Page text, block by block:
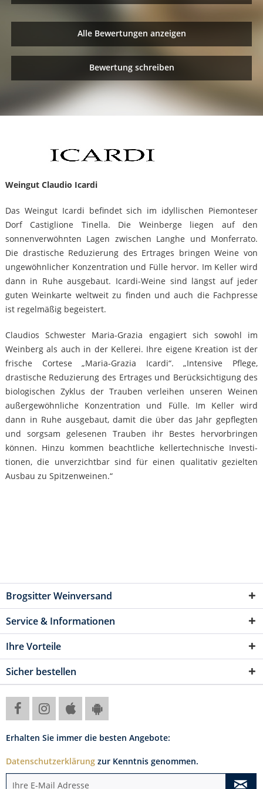
Alle Bewertungen anzeigen
Bewertung schreiben
Weingut Claudio Icardi
Das Weingut Icardi befindet sich im idyllischen Piemonteser
Dorf Castiglione Tinella. Die Weinberge liegen auf den
sonnenverwöhnten Lagen zwischen Langhe und Monferrato.
Die drastische Reduzierung des Ertrages bringen Weine von
ungewöhnlicher Konzentration und Fülle hervor. Im Keller wird
dann in Ruhe ausgebaut. Icardi-Weine sind längst auf jeder
guten Weinkarte weltweit zu finden und auch die Fachpresse
ist regelmäßig begeistert.
Claudios Schwester Maria-Grazia engagiert sich sowohl im
Weinberg als auch in der Kellerei. Ihre eigene Kreation ist der
frische Cortese „Maria-Grazia Icardi“. „Intensive Pflege,
drastische Re­duzierung des Ertrages und Be­rück­sichtigung des
biologischen Zyklus der Trauben verleihen unseren Weinen
außergewöhnliche Konzentration und Fülle. Im Keller wird
dann in Ruhe ausgebaut, damit die über das Jahr gepflegten
und sorgsam gelesenen Trauben ihr Bestes hervorbringen
können. Hinzu kommen beachtliche kellertechnische Investi­
tionen, die unverzichtbar sind für einen qualitativ gezielten
Ausbau zu Spitzen­weinen.“
Brogsitter Weinversand
Service & Informationen
Ihre Vorteile
Sicher bestellen
Erhalten Sie immer die besten Angebote:
Datenschutzerklärung zur Kenntnis genommen.